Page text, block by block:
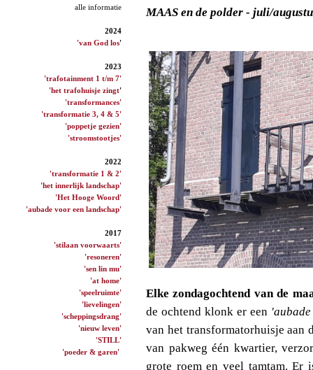
alle informatie
2024
'van God los'
2023
'trafotainment 1 t/m 7'
'het trafohuisje zingt'
'transformances'
'transformatie 3, 4 & 5'
'poppetje gezien'
'stroomstootjes'
2022
'transformatie 1 & 2'
'het innerlijk landschap'
'Het Hooge Woord'
'aubade voor een landschap'
2017
'stilaan voorwaarts'
'resoneren'
'sen lin mu'
'at home'
'speelruimte'
'lievelingen'
'scheppingsdrang'
'nieuw leven'
'STILL'
'poeder & garen'
MAAS en de polder - juli/
Elke zondagochtend van de
de ochtend klonk er een
van het transformatorhuisje aan
van pakweg één kwartier,
grote roem en veel tamtam. Er